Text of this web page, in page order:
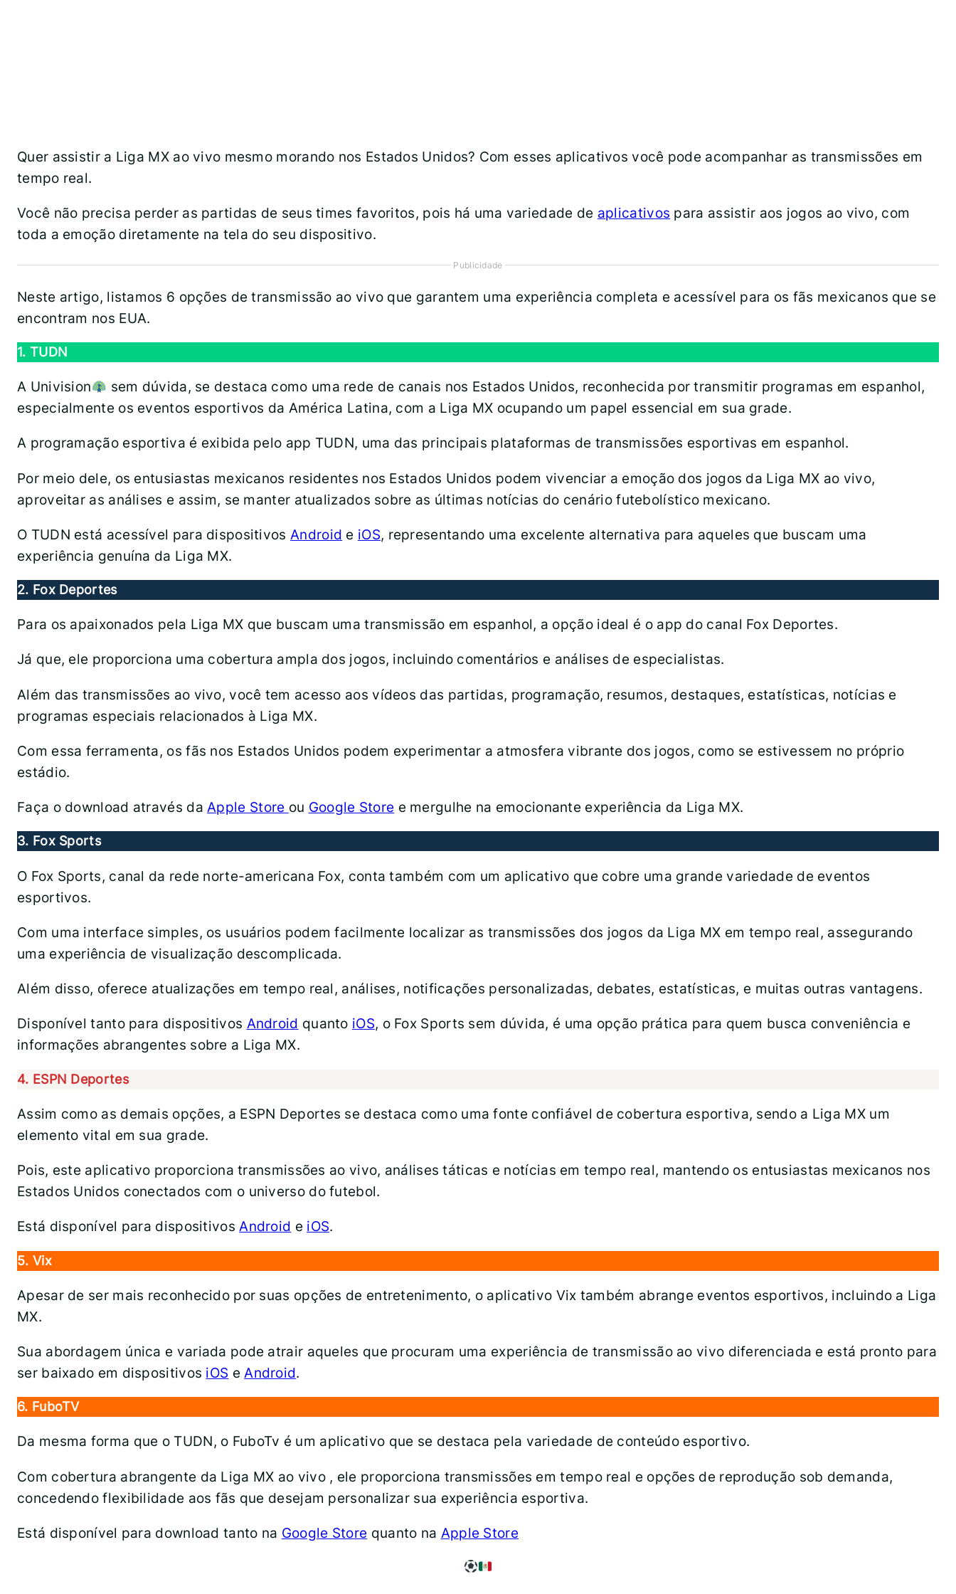
Quer assistir a Liga MX ao vivo mesmo morando nos Estados Unidos? Com esses aplicativos você pode acompanhar as transmissões em
tempo real.
Você não precisa perder as partidas de seus times favoritos, pois há uma variedade de aplicativos para assistir aos jogos ao vivo, com
toda a emoção diretamente na tela do seu dispositivo.
Publicidade
Neste artigo, listamos 6 opções de transmissão ao vivo que garantem uma experiência completa e acessível para os fãs mexicanos que se
encontram nos EUA.
1. TUDN
A Univision
sem dúvida, se destaca como uma rede de canais nos Estados Unidos, reconhecida por transmitir programas em espanhol,
especialmente os eventos esportivos da América Latina, com a Liga MX ocupando um papel essencial em sua grade.
A programação esportiva é exibida pelo app TUDN, uma das principais plataformas de transmissões esportivas em espanhol.
Por meio dele, os entusiastas mexicanos residentes nos Estados Unidos podem vivenciar a emoção dos jogos da Liga MX ao vivo,
aproveitar as análises e assim, se manter atualizados sobre as últimas notícias do cenário futebolístico mexicano.
O TUDN está acessível para dispositivos Android e iOS, representando uma excelente alternativa para aqueles que buscam uma
experiência genuína da Liga MX.
2. Fox Deportes
Para os apaixonados pela Liga MX que buscam uma transmissão em espanhol, a opção ideal é o app do canal Fox Deportes.
Já que, ele proporciona uma cobertura ampla dos jogos, incluindo comentários e análises de especialistas.
Além das transmissões ao vivo, você tem acesso aos vídeos das partidas, programação, resumos, destaques, estatísticas, notícias e
programas especiais relacionados à Liga MX.
Com essa ferramenta, os fãs nos Estados Unidos podem experimentar a atmosfera vibrante dos jogos, como se estivessem no próprio
estádio.
Faça o download através daApple Store ou Google Store e mergulhe na emocionante experiência da Liga MX.
3. Fox Sports
O Fox Sports, canal da rede norte-americana Fox, conta também com um aplicativo que cobre uma grande variedade de eventos
esportivos.
Com uma interface simples, os usuários podem facilmente localizar as transmissões dos jogos da Liga MX em tempo real, assegurando
uma experiência de visualização descomplicada.
Além disso, oferece atualizações em tempo real, análises, notificações personalizadas, debates, estatísticas, e muitas outras vantagens.
Disponível tanto para dispositivos Android quanto iOS, o Fox Sports sem dúvida, é uma opção prática para quem busca conveniência e
informações abrangentes sobre a Liga MX.
4. ESPN Deportes
Assim como as demais opções, a ESPN Deportes se destaca como uma fonte confiável de cobertura esportiva, sendo a Liga MX um
elemento vital em sua grade.
Pois, este aplicativo proporciona transmissões ao vivo, análises táticas e notícias em tempo real, mantendo os entusiastas mexicanos nos
Estados Unidos conectados com o universo do futebol.
Está disponível para dispositivosAndroid e iOS.
5. Vix
Apesar de ser mais reconhecido por suas opções de entretenimento, o aplicativo Vix também abrange eventos esportivos, incluindo a Liga
MX.
Sua abordagem única e variada pode atrair aqueles que procuram uma experiência de transmissão ao vivo diferenciada e está pronto para
ser baixado em dispositivos iOS eAndroid.
6. FuboTV
Da mesma forma que o TUDN, o FuboTv é um aplicativo que se destaca pela variedade de conteúdo esportivo.
Com cobertura abrangente da Liga MX ao vivo , ele proporciona transmissões em tempo real e opções de reprodução sob demanda,
concedendo flexibilidade aos fãs que desejam personalizar sua experiência esportiva.
Está disponível para download tanto na Google Store quanto na Apple Store